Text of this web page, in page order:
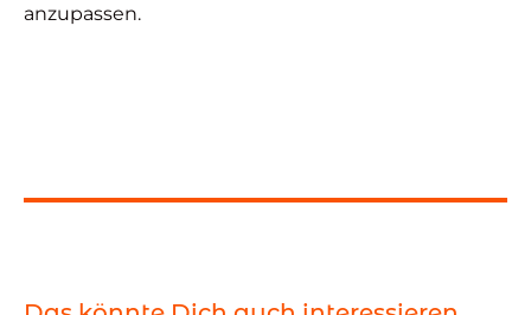
anzupassen.